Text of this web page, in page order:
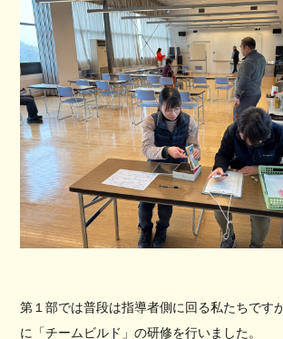
第１部では普段は指導者側に回る私たちです
に「チームビルド」の研修を行いました。